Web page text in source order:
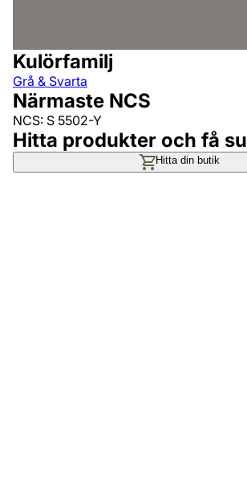
Kulörfamilj
Grå & Svarta
Närmaste NCS
NCS: S 5502-Y
Hitta produkter och få
Hitta din butik